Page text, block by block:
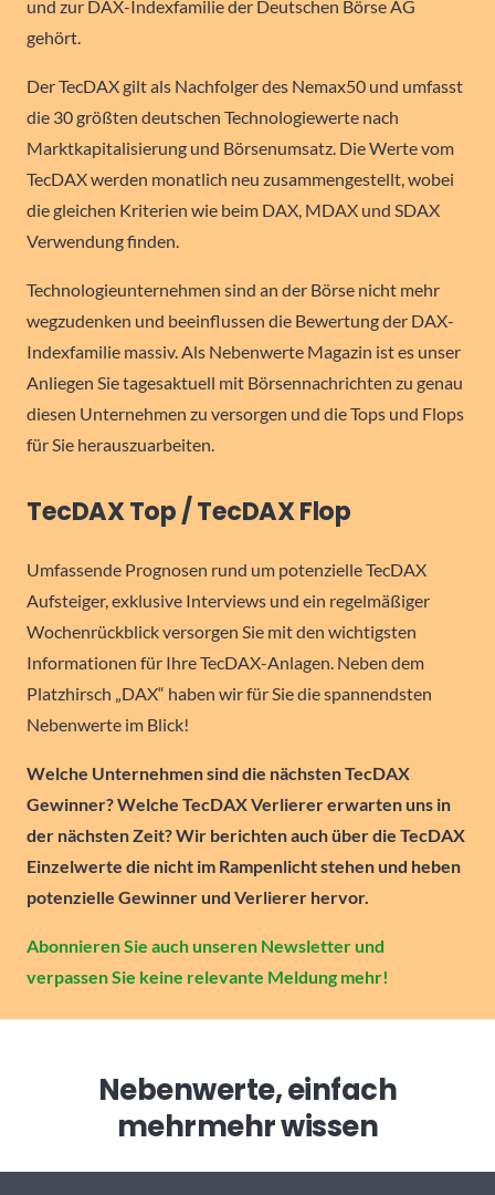
und zur DAX-Indexfamilie der Deutschen Börse AG
gehört.
Der TecDAX gilt als Nachfolger des Nemax50 und umfasst
die 30 größten deutschen Technologiewerte nach
Marktkapitalisierung und Börsenumsatz. Die Werte vom
TecDAX werden monatlich neu zusammengestellt, wobei
die gleichen Kriterien wie beim DAX, MDAX und SDAX
Verwendung finden.
Technologieunternehmen sind an der Börse nicht mehr
wegzudenken und beeinflussen die Bewertung der DAX-
Indexfamilie massiv. Als Nebenwerte Magazin ist es unser
Anliegen Sie tagesaktuell mit Börsennachrichten zu genau
diesen Unternehmen zu versorgen und die Tops und Flops
für Sie herauszuarbeiten.
TecDAX Top / TecDAX Flop
Umfassende Prognosen rund um potenzielle TecDAX
Aufsteiger, exklusive Interviews und ein regelmäßiger
Wochenrückblick versorgen Sie mit den wichtigsten
Informationen für Ihre TecDAX-Anlagen. Neben dem
Platzhirsch „DAX“ haben wir für Sie die spannendsten
Nebenwerte im Blick!
Welche Unternehmen sind die nächsten TecDAX
Gewinner? Welche TecDAX Verlierer erwarten uns in
der nächsten Zeit? Wir berichten auch über die TecDAX
Einzelwerte die nicht im Rampenlicht stehen und heben
potenzielle Gewinner und Verlierer hervor.
Abonnieren Sie auch unseren Newsletter und
verpassen Sie keine relevante Meldung mehr!
Nebenwerte, einfach
mehrmehr wissen